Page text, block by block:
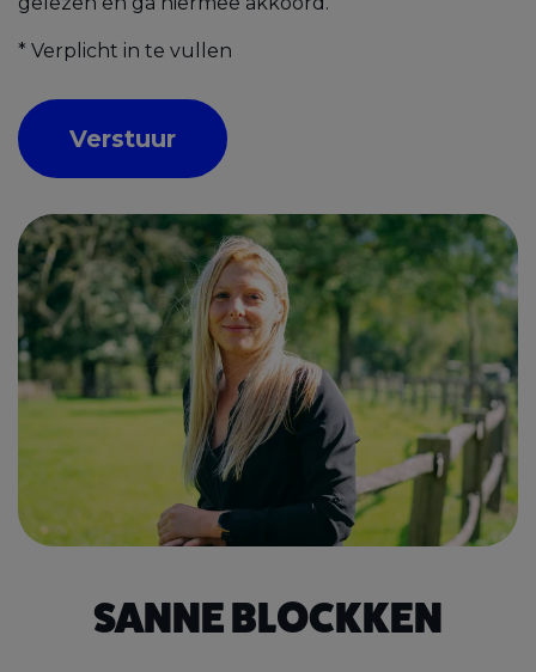
* Verplicht in te vullen
Verstuur
SANNE BLOCKKEN